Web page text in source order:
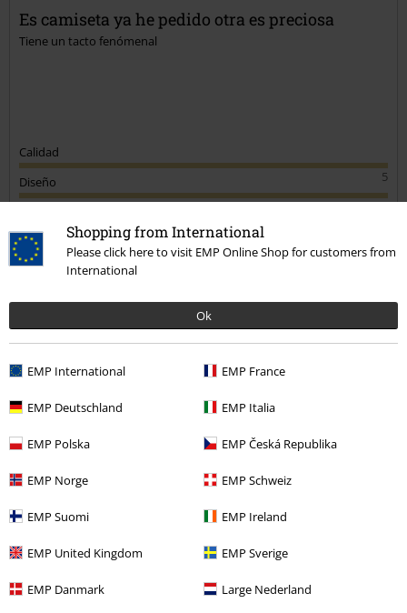
Shopping from International
Please click here to visit EMP Online Shop for customers from
International
Ok
EMP International EMP France
EMP Deutschland EMP Italia
EMP Polska EMP Česká Republika
EMP Norge EMP Schweiz
EMP Suomi EMP Ireland
EMP United Kingdom EMP Sverige
EMP Danmark Large Nederland
Es camiseta ya he pedido otra es preciosa
Tiene un tacto fenómenal
Calidad
5
Diseño
5
Anchura
Demasiado estrecho
Perfecto
¿Te ha sido útil esta opinión?
1 Comentarios
Publicado: martes, 5 julio, 2022 12:27:12 PM
Última visita